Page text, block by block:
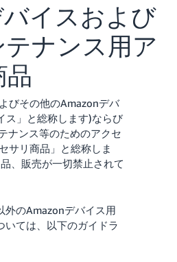
イスおよび
ナンス用ア
品
びその他のAmazonデバ
ス」と総称します)ならび
ナンス等のためのアクセ
サリ商品」と総称しま
、販売が一切禁止されて
外のAmazonデバイス用
いては、以下のガイドラ